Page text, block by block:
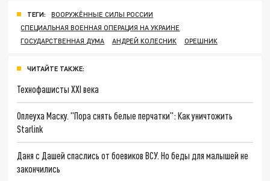
ТЕГИ:
ВООРУЖЁННЫЕ СИЛЫ РОССИИ
СПЕЦИАЛЬНАЯ ВОЕННАЯ ОПЕРАЦИЯ НА УКРАИНЕ
ГОСУДАРСТВЕННАЯ ДУМА
АНДРЕЙ КОЛЕСНИК ОРЕШНИК
ЧИТАЙТЕ ТАКЖЕ:
Технофашисты XXI века
Оплеуха Маску. "Пора снять белые перчатки": Как уничтожить
Starlink
Даня с Дашей спаслись от боевиков ВСУ. Но беды для малышей не
закончились